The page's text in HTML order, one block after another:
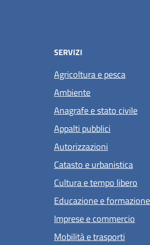
SERVIZI
Agricoltura e pesca
Ambiente
Anagrafe e stato civile
Appalti pubblici
Autorizzazioni
Catasto e urbanistica
Cultura e tempo libero
Educazione e formazione
Imprese e commercio
Mobilità e trasporti